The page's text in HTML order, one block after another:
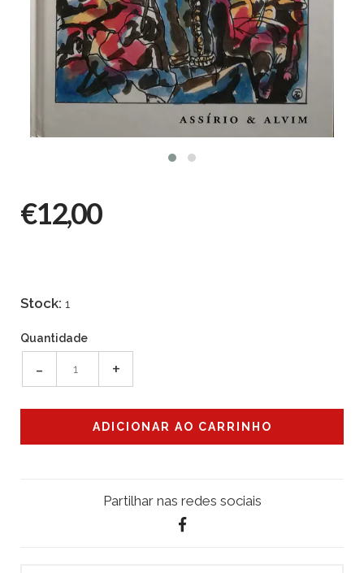
€12,00
Stock: 1
Quantidade
- +
Partilhar nas redes sociais